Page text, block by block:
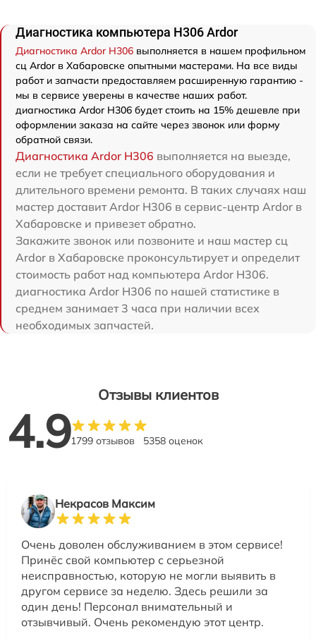
Диагностика компьютера H306 Ardor
Диагностика Ardor H306 выполняется в нашем профильном
сц Ardor в Хабаровске опытными мастерами. На все виды
работ и запчасти предоставляем расширенную гарантию -
мы в сервисе уверены в качестве наших работ.
диагностика Ardor H306 будет стоить на 15% дешевле при
оформлении заказа на сайте через звонок или форму
обратной связи.
Диагностика Ardor H306 выполняется на выезде,
если не требует специального оборудования и
длительного времени ремонта. В таких случаях наш
мастер доставит Ardor H306 в сервис-центр Ardor в
Хабаровске и привезет обратно.
Закажите звонок или позвоните и наш мастер сц
Ardor в Хабаровске проконсультирует и определит
стоимость работ над компьютера Ardor H306.
диагностика Ardor H306 по нашей статистике в
среднем занимает 3 часа при наличии всех
необходимых запчастей.
Отзывы клиентов
4.91799 отзывов 5358 оценок
Некрасов Максим
Очень доволен обслуживанием в этом сервисе!
Принёс свой компьютер с серьезной
неисправностью, которую не могли выявить в
другом сервисе за неделю. Здесь решили за
один день! Персонал внимательный и
отзывчивый. Очень рекомендую этот центр.